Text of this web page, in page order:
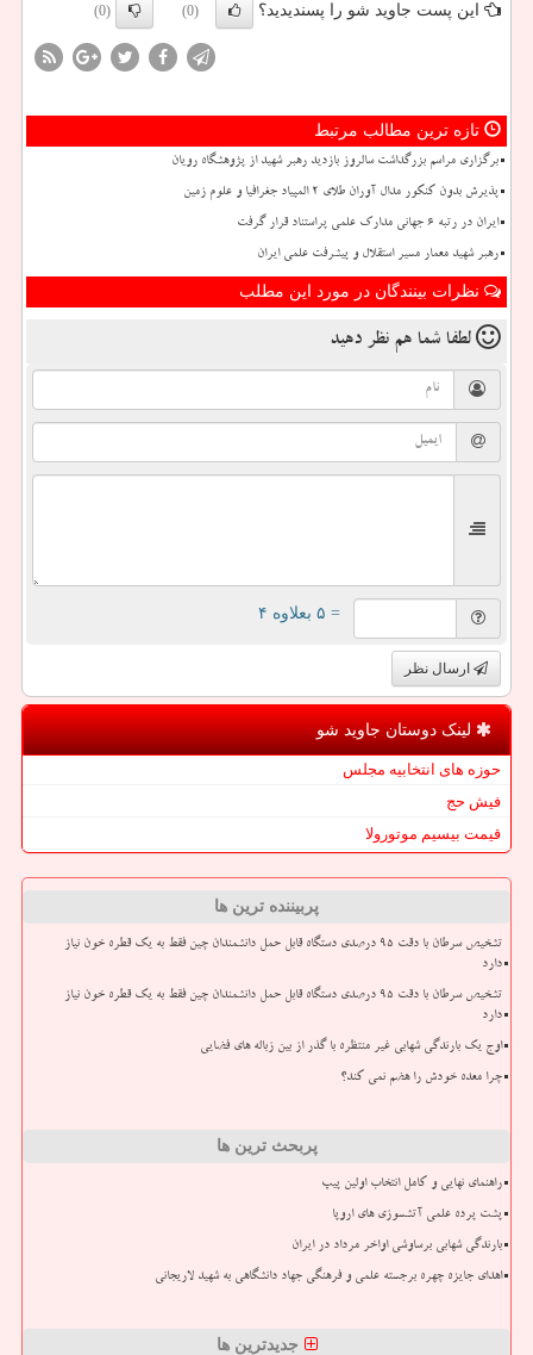
این پست جاوید شو را پسندیدید؟ (0)
(0)
تازه ترین مطالب مرتبط
برگزاری مراسم بزرگداشت سالروز بازدید رهبر شهید از پژوهشگاه رویان
پذیرش بدون کنکور مدال آوران طلای ۲ المپیاد جغرافیا و علوم زمین
ایران در رتبه ۶ جهانی مدارک علمی پراستناد قرار گرفت
رهبر شهید معمار مسیر استقلال و پیشرفت علمی ایران
نظرات بینندگان در مورد این مطلب
لطفا شما هم نظر دهید
= ۵ بعلاوه ۴
ارسال نظر
لینک دوستان جاوید شو
حوزه های انتخابیه مجلس
فیش حج
قیمت بیسیم موتورولا
پربیننده ترین ها
تشخیص سرطان با دقت ۹۵ درصدی دستگاه قابل حمل دانشمندان چین فقط به یک قطره خون نیاز
دارد
تشخیص سرطان با دقت ۹۵ درصدی دستگاه قابل حمل دانشمندان چین فقط به یک قطره خون نیاز
دارد
اوج یک بارندگی شهابی غیر منتظره با گذر از بین زباله های فضایی
چرا معده خودش را هضم نمی کند؟
پربحث ترین ها
راهنمای نهایی و کامل انتخاب اولین پیپ
پشت پرده علمی آتشسوزی های اروپا
بارندگی شهابی برساوشی اواخر مرداد در ایران
اهدای جایزه چهره برجسته علمی و فرهنگی جهاد دانشگاهی به شهید لاریجانی
جدیدترین ها